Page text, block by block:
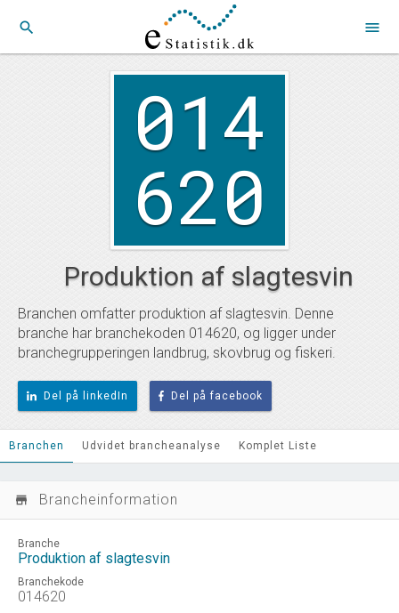
search menu
014
620
Produktion af slagtesvin
Branchen omfatter produktion af slagtesvin. Denne
branche har branchekoden 014620, og ligger under
branchegrupperingen landbrug, skovbrug og fiskeri.
Del på linkedIn Del på facebook
Branchen Udvidet brancheanalyse Komplet Liste
store_mall_directory Brancheinformation
Branche
Produktion af slagtesvin
Branchekode
014620